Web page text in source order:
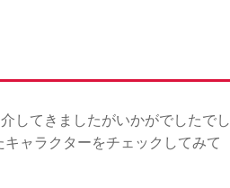
してきましたがいかがでしたでし
ャラクターをチェックしてみて